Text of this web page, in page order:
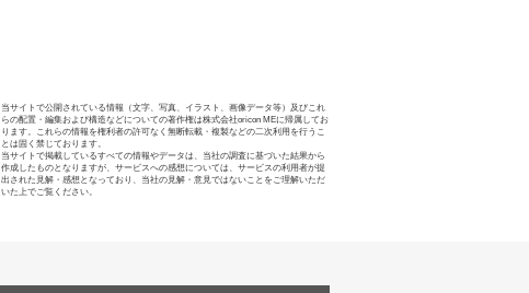
当サイトで公開されている情報（文字、写真、イラスト、画像データ等）及びこれ
らの配置・編集および構造などについての著作権は株式会社oricon MEに帰属してお
ります。これらの情報を権利者の許可なく無断転載・複製などの二次利用を行うこ
とは固く禁じております。
当サイトで掲載しているすべての情報やデータは、当社の調査に基づいた結果から
作成したものとなりますが、サービスへの感想については、サービスの利用者が提
出された見解・感想となっており、当社の見解・意見ではないことをご理解いただ
いた上でご覧ください。